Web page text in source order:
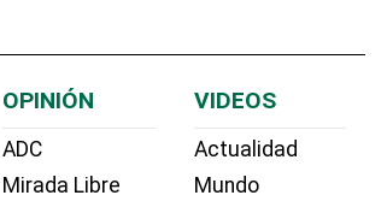
OPINIÓN
ADC
Mirada Libre
VIDEOS
Actualidad
Mundo